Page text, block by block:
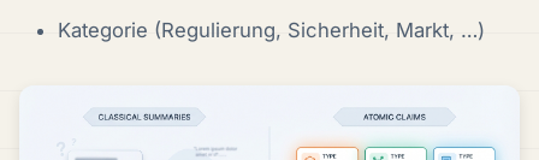
Kategorie (Regulierung, Sicherheit, Markt, …)